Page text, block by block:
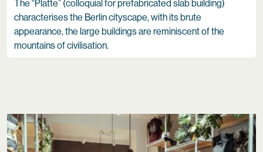
The “Platte” (colloquial for prefabricated slab building)
characterises the Berlin cityscape, with its brute
appearance, the large buildings are reminiscent of the
mountains of civilisation.